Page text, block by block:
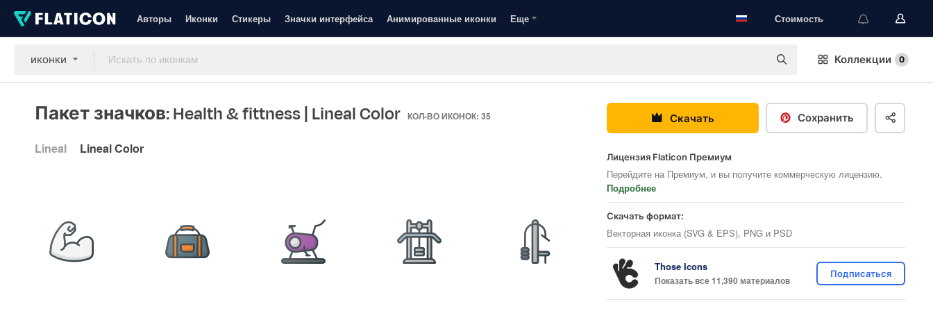
Авторы Иконки Стикеры Значки интерфейса Анимированные иконки Еще Стоимость
иконки Коллекции 0
Пакет значков: Health & fittness| Lineal Color КОЛ-ВО ИКОНОК: 35
Lineal Lineal Color
Скачать Сохранить
Лицензия Flaticon Премиум
Перейдите на Премиум, и вы получите коммерческую лицензию.
Подробнее
Скачать формат:
Векторная иконка (SVG & EPS), PNG и PSD
Those Icons
Показать все 11,390 материалов
Подписаться